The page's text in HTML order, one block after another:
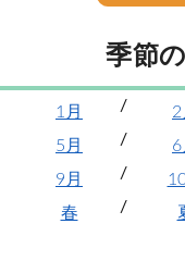
季節
1月 2
5月
6
9月
春